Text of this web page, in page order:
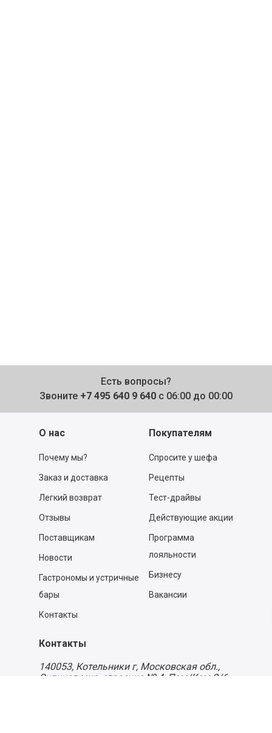
Есть вопросы?
Звоните +7 495 640 9 640 с 06:00 до 00:00
О нас
Почему мы?
Заказ и доставка
Легкий возврат
Отзывы
Поставщикам
Новости
Гастрономы и устричные
бары
Контакты
Покупателям
Спросите у шефа
Рецепты
Тест-драйвы
Действующие акции
Программа
лояльности
Бизнесу
Вакансии
Контакты
140053, Котельники г, Московская обл.,
Силикат мкр, строение № 4, Пом/Ком 2/6